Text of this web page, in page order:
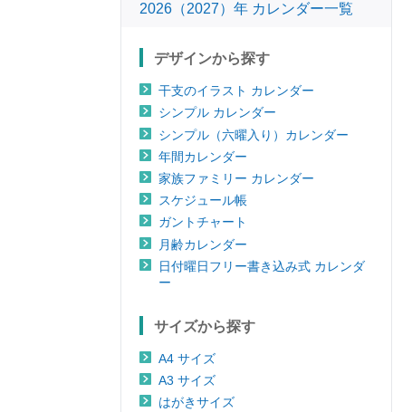
2026（2027）年 カレンダー一覧
デザインから探す
干支のイラスト カレンダー
シンプル カレンダー
シンプル（六曜入り）カレンダー
年間カレンダー
家族ファミリー カレンダー
スケジュール帳
ガントチャート
月齢カレンダー
日付曜日フリー書き込み式 カレンダ
ー
サイズから探す
A4 サイズ
A3 サイズ
はがきサイズ